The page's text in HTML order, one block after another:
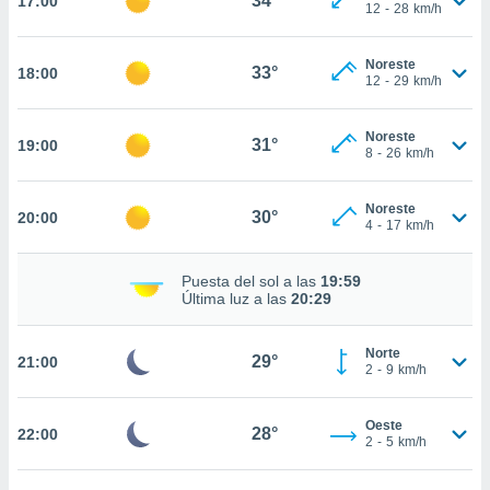
En
el sitio
o
Puedes
acceder a
abono
12 - 28 km/h
18:00 33°
Noreste
12 - 29 km/h
19:00 31°
Noreste
8 - 26 km/h
20:00 30°
Noreste
4 - 17 km/h
Puesta del sol a las 19:59
Última luz a las 20:29
21:00 29°
Norte
2 - 9 km/h
22:00 28°
Oeste
2 - 5 km/h